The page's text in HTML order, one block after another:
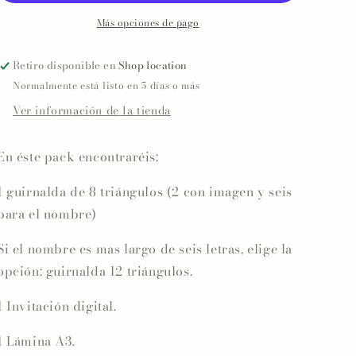
detalles
y
cumpleaños
RED
HOOD
detalles
(Cuentos
y
cumpleaños
RED
HOOD
Más opciones de pago
Retiro disponible enShop location
Normalmente está listo en 5 días o más
Ver información de la tienda
éste pack encontraréis:
guirnalda de 8 triángulos (2 con imagen y seis
el nombre)
el nombre es mas largo de seis letras, elige la
guirnalda 12 triángulos.
Invitación digital.
Lámina A3.